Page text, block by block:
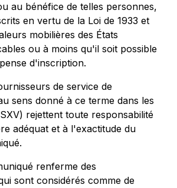
au bénéfice de telles personnes,
en vertu de la Loi de 1933 et
mobilières des États
ou à moins qu'il soit possible
d'inscription.
de service de
sens donné à ce terme dans les
rejettent toute responsabilité
adéquat et à l'exactitude du
renferme des
sont considérés comme de